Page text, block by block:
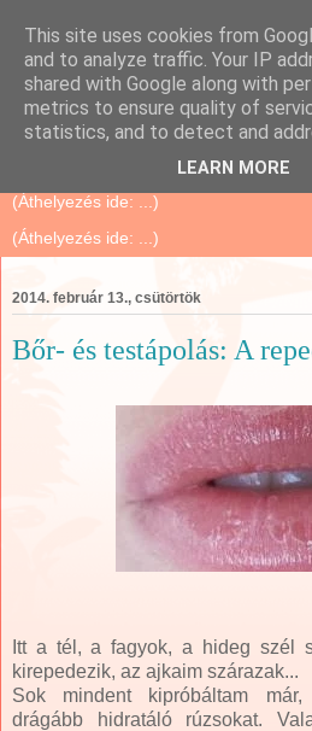
Szépségápolás
Oriflame Mindenkinek, mert
történet, tapasztalat...
2014. február 13., csütörtök
Bőr- és testápolás: A
Itt a tél, a fagyok, a hideg szél
kirepedezik, az ajkaim szárazak...
Sok mindent kipróbáltam már,
drágább hidratáló rúzsokat.
This site uses cookies from
and to analyze traffic. Your IP
shared with Google along with
metrics to ensure quality of
statistics, and to detect and
LEARN MORE